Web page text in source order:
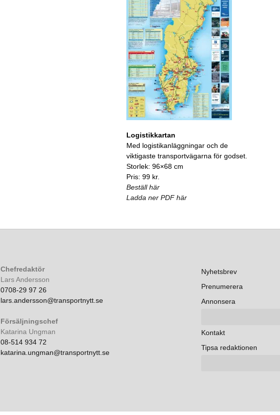
Logistikkartan
Med logistikanläggningar och de
viktigaste transportvägarna för godset.
Storlek: 96×68 cm
Pris: 99 kr.
Beställ här
Ladda ner PDF här
Chefredaktör
Lars Andersson
0708-29 97 26
lars.andersson@transportnytt.se
Försäljningschef
Katarina Ungman
08-514 934 72
katarina.ungman@transportnytt.se
Nyhetsbrev
Prenumerera
Annonsera
Kontakt
Tipsa redaktionen